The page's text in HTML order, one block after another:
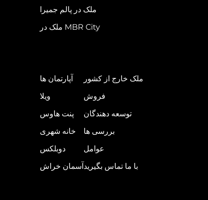
ملک در پالم جمیرا
ملک در MBR City
آپارتمان ها
ویلا
پنت هاوس
خانه شهری
دوبلکس
آسمان خراش
ملک خارج از کشور
فروش
توسعه دهندگان
بررسی ها
عوامل
با ما تماس بگیرید